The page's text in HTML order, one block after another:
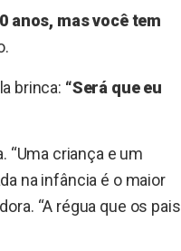
anos, mas você tem
brinca: “Será que eu
“Uma criança e um
na infância é o maior
“A régua que os pais